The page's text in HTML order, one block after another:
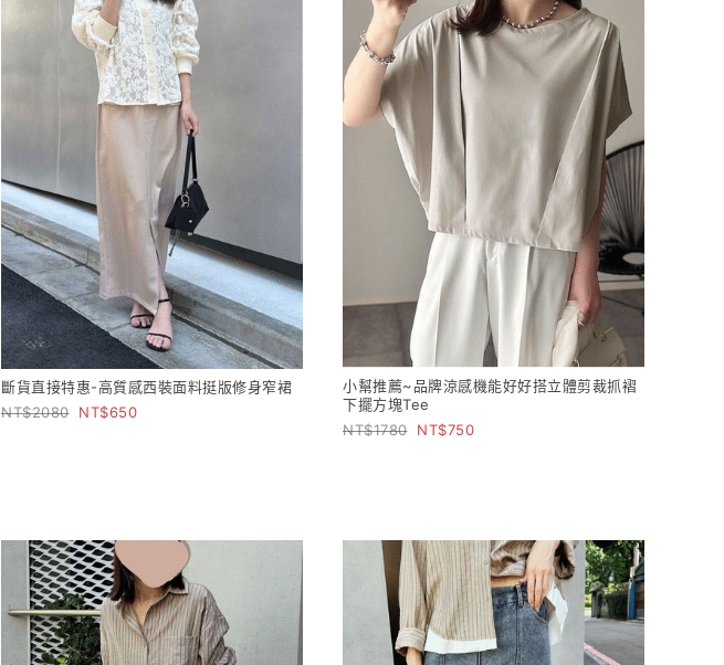
斷貨直接特惠-高質感西裝面料挺版修身窄裙
2080
650
小幫推薦~品牌涼感機能好好搭立體剪裁抓褶
下擺方塊Tee
1780
750